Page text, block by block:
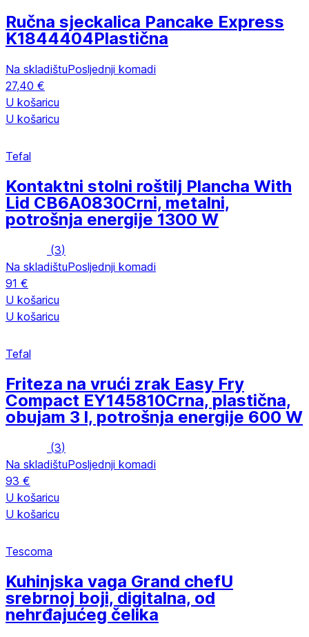
Ručna sjeckalica Pancake Express
K1844404Plastična
Na skladištuPosljednji komadi
27,40 €
U košaricu
U košaricu
Tefal
Kontaktni stolni roštilj Plancha With
Lid CB6A0830Crni, metalni,
potrošnja energije 1300 W
(3)
Na skladištuPosljednji komadi
91 €
U košaricu
U košaricu
Tefal
Friteza na vrući zrak Easy Fry
Compact EY145810Crna, plastična,
obujam 3 l, potrošnja energije 600 W
(3)
Na skladištuPosljednji komadi
93 €
U košaricu
U košaricu
Tescoma
Kuhinjska vaga Grand chefU
srebrnoj boji, digitalna, od
nehrđajućeg čelika